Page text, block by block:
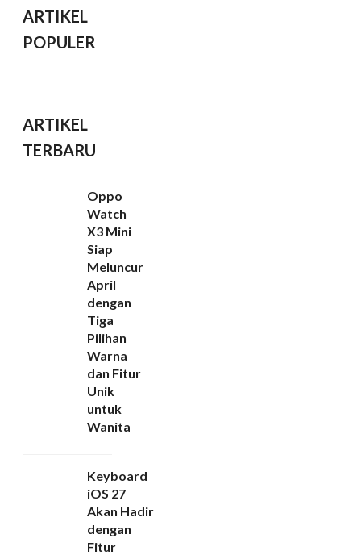
ARTIKEL
POPULER
ARTIKEL
TERBARU
Oppo
Watch
X3 Mini
Siap
Meluncur
April
dengan
Tiga
Pilihan
Warna
dan Fitur
Unik
untuk
Wanita
Keyboard
iOS 27
Akan Hadir
dengan
Fitur